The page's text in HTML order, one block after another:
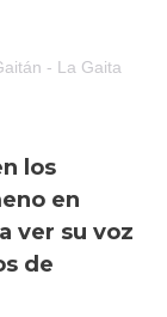
- La Gaita
los
en
ver su voz
de